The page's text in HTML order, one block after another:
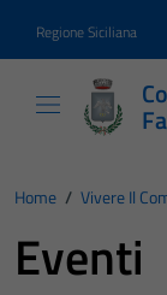
Regione Siciliana
Home / Vivere Il
Eventi